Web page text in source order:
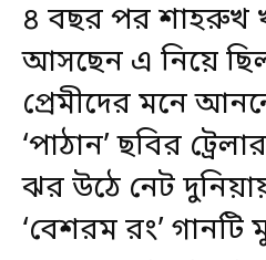
৪ বছর পর শাহরুখ
আসছেন এ নিয়ে
প্রেমীদের মনে
‘পাঠান’ ছবির
ঝর উঠে নেট
‘বেশরম রং’ গানটি